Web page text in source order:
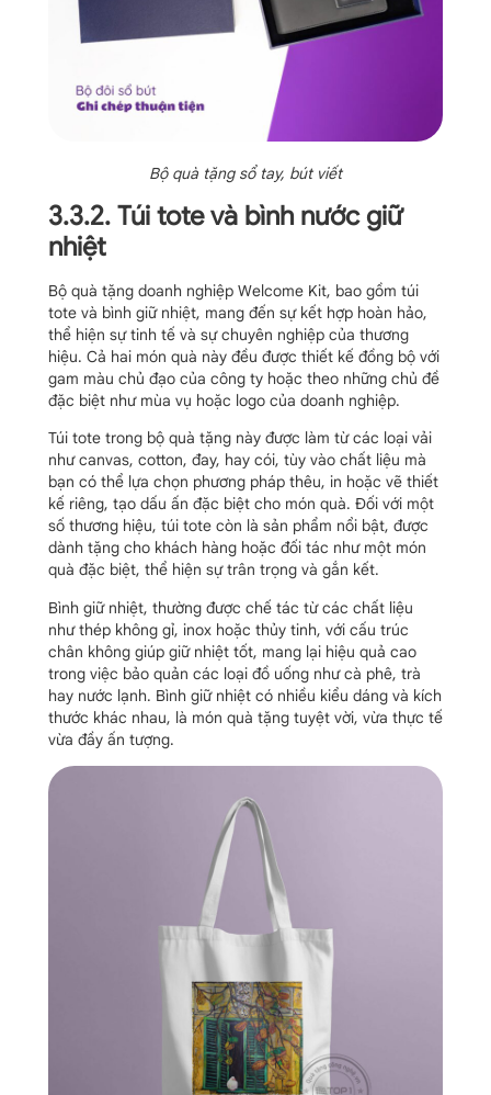
Bộ quà tặng sổ tay, bút viết
3.3.2. Túi tote và bình nước giữ
nhiệt
Bộ quà tặng doanh nghiệp Welcome Kit, bao gồm túi
tote và bình giữ nhiệt, mang đến sự kết hợp hoàn hảo,
thể hiện sự tinh tế và sự chuyên nghiệp của thương
hiệu. Cả hai món quà này đều được thiết kế đồng bộ với
gam màu chủ đạo của công ty hoặc theo những chủ đề
đặc biệt như mùa vụ hoặc logo của doanh nghiệp.
Túi tote trong bộ quà tặng này được làm từ các loại vải
như canvas, cotton, đay, hay cói, tùy vào chất liệu mà
bạn có thể lựa chọn phương pháp thêu, in hoặc vẽ thiết
kế riêng, tạo dấu ấn đặc biệt cho món quà. Đối với một
số thương hiệu, túi tote còn là sản phẩm nổi bật, được
dành tặng cho khách hàng hoặc đối tác như một món
quà đặc biệt, thể hiện sự trân trọng và gắn kết.
Bình giữ nhiệt, thường được chế tác từ các chất liệu
như thép không gỉ, inox hoặc thủy tinh, với cấu trúc
chân không giúp giữ nhiệt tốt, mang lại hiệu quả cao
trong việc bảo quản các loại đồ uống như cà phê, trà
hay nước lạnh. Bình giữ nhiệt có nhiều kiểu dáng và kích
thước khác nhau, là món quà tặng tuyệt vời, vừa thực tế
vừa đầy ấn tượng.